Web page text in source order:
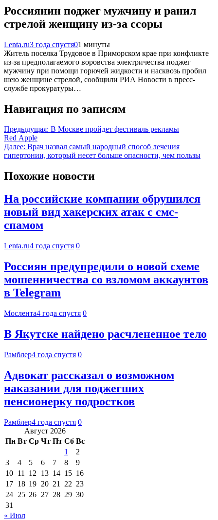
Россиянин поджег мужчину и ранил
стрелой женщину из-за ссоры
Lenta.ru3 года спустя01 минуты
Житель поселка Трудовое в Приморском крае при конфликте
из-за предполагаемого воровства электричества поджег
мужчину при помощи горючей жидкости и насквозь пробил
шею женщине стрелой, сообщили РИА Новости в пресс-
службе прокуратуры…
Навигация по записям
Предыдущая: В Москве пройдет фестиваль рекламы
Red Apple
Далее: Врач назвал самый народный способ лечения
гипертонии, который несет больше опасности, чем пользы
Похожие новости
На российские компании обрушился
новый вид хакерских атак с смс-
спамом
Lenta.ru4 года спустя 0
Россиян предупредили о новой схеме
мошенничества со взломом аккаунтов
в Telegram
Мослента4 года спустя 0
В Якутске найдено расчлененное тело
Рамблер4 года спустя 0
Адвокат рассказал о возможном
наказании для поджегших
пенсионерку подростков
Рамблер4 года спустя 0
Август 2026
Пн Вт Ср Чт Пт Сб Вс
1
2
3
4 5 6 7 8
9
10 11 12 13 14 15 16
17 18 19 20 21 22 23
24 25 26 27 28 29 30
31
« Июл